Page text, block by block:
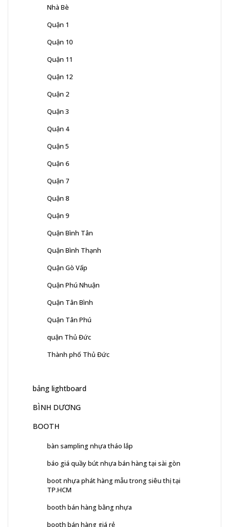
Nhà Bè
Quận 1
Quận 10
Quận 11
Quận 12
Quận 2
Quận 3
Quận 4
Quận 5
Quận 6
Quận 7
Quận 8
Quận 9
Quận Bình Tân
Quận Bình Thạnh
Quận Gò Vấp
Quận Phú Nhuận
Quận Tân Bình
Quận Tân Phú
quận Thủ Đức
Thành phố Thủ Đức
bảng lightboard
BÌNH DƯƠNG
BOOTH
bàn sampling nhựa tháo lắp
báo giá quầy bút nhựa bán hàng tại sài gòn
boot nhựa phát hàng mẫu trong siêu thị tại
TP.HCM
booth bán hàng bằng nhựa
booth bán hàng giá rẻ